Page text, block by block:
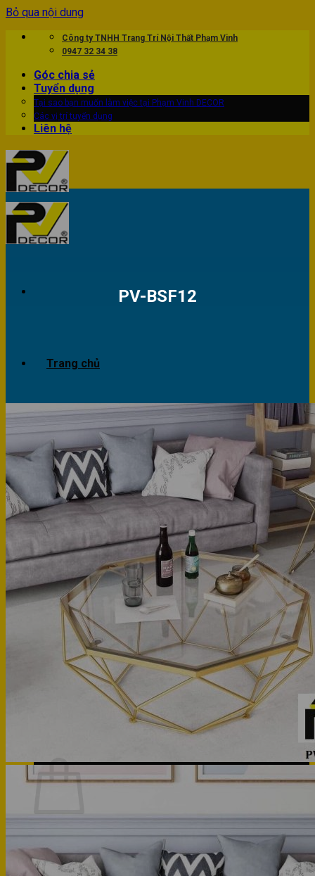
Bỏ qua nội dung
Công ty TNHH Trang Trí Nội Thất Phạm Vinh
0947 32 34 38
Góc chia sẻ
Tuyển dụng
Tại sao bạn muốn làm việc tại Phạm Vinh DECOR
Các vị trí tuyển dụng
Liên hệ
Trang chủ
Giới thiệu
Dự án
Công trình văn phòng
Công trình nhà ở
Sản phẩm
Văn phòng
Phòng khách
Phòng bếp
Phòng ngủ
Hotline: 0947 323438
Chưa có sản phẩm trong giỏ hàng.
Quay trở lại cửa hàng
PV-BSF12